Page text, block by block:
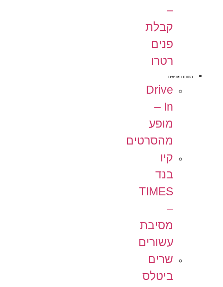
–
קבלת
פנים
רטרו
מחוות ומופעים
Drive
In –
מופע
מהסרטים
קיו
בנד
TIMES
–
מסיבת
עשורים
שרים
ביטלס